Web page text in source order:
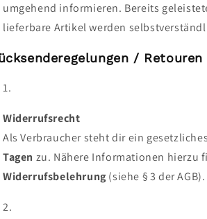
umgehend informieren. Bereits
lieferbare Artikel werden
/ Retouren
Widerrufsrecht
Als Verbraucher steht dir ein
Tagen zu. Nähere Informationen hierzu
Widerrufsbelehrung (siehe § 3 der AGB).